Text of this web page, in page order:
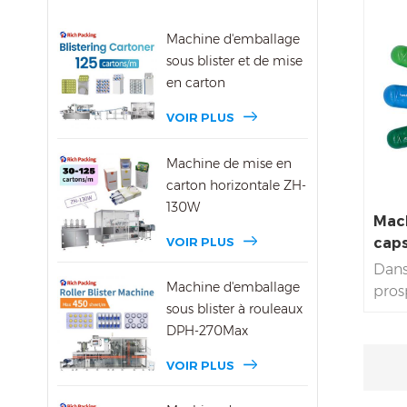
Machine d'emballage
sous blister et de mise
en carton
VOIR PLUS
Machine de mise en
carton horizontale ZH-
130W
VOIR PLUS
Machine d'emballage
sous blister à rouleaux
DPH-270Max
VOIR PLUS
et